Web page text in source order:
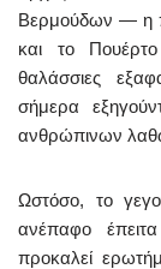
Βερμούδων — η
και το
θαλάσσιες
σήμερα
ανθρώπινων
Ωστόσο, το
ανέπαφο
προκαλεί